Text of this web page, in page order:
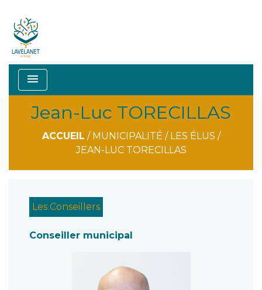
menu
Jean-Luc TORECILLAS
ACCUEIL / MUNICIPALITÉ / LES ÉLUS /
JEAN-LUC TORECILLAS
Les Conseillers
Conseiller municipal